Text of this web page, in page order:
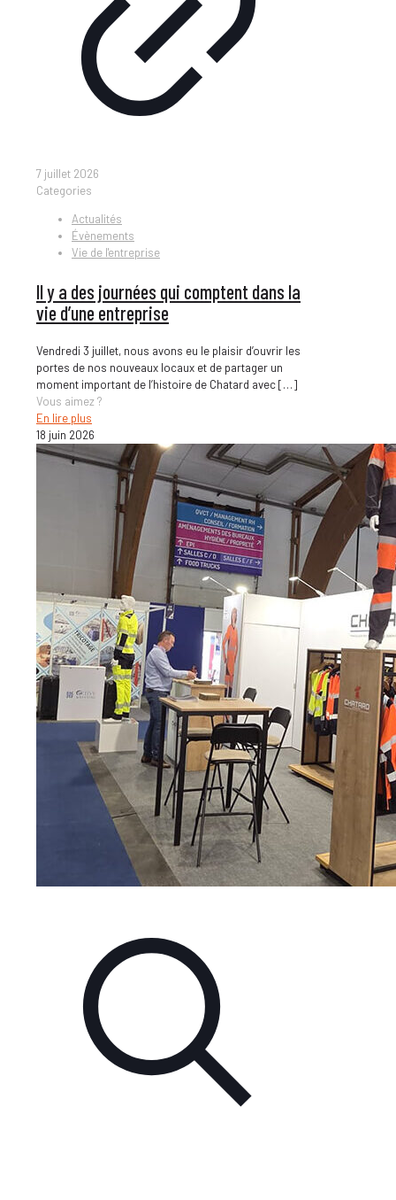
7 juillet 2026
Categories
Actualités
Évènements
Vie de l'entreprise
Il y a des journées qui comptent dans la
vie d’une entreprise
Vendredi 3 juillet, nous avons eu le plaisir d’ouvrir les
portes de nos nouveaux locaux et de partager un
moment important de l’histoire de Chatard avec[…]
Vous aimez ?
En lire plus
18 juin 2026